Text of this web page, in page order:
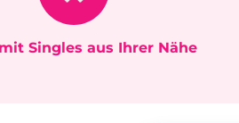
Singles aus Ihrer Nähe